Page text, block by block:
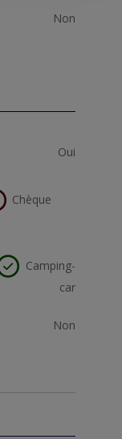
Non
Oui
Chèque
Camping-
car
Non